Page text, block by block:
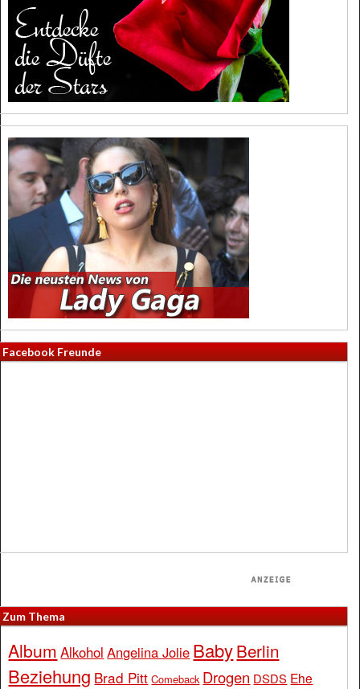
Facebook Freunde
Zum Thema
Album Alkohol Angelina Jolie BabyBerlin
Beziehung Brad Pitt Comeback Drogen DSDS Ehe